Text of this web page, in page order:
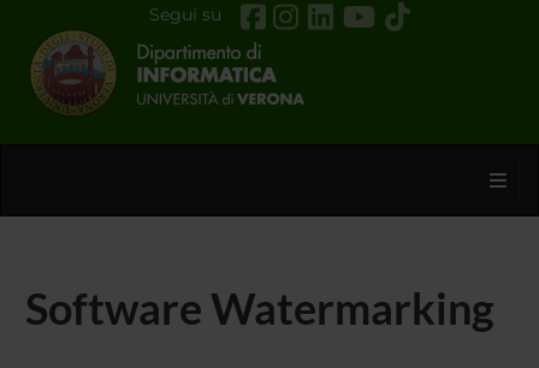
Segui su
Software Watermarking